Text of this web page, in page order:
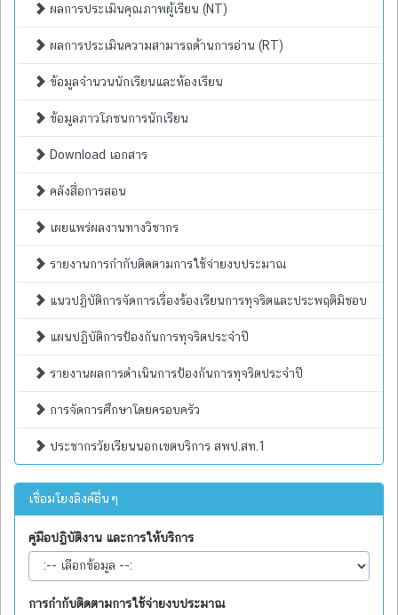
ผลการประเมินคุณภาพผู้เรียน (NT)
ผลการประเมินความสามารถด้านการอ่าน (RT)
ข้อมูลจำนวนนักเรียนและห้องเรียน
ข้อมูลภาวโภชนการนักเรียน
Download เอกสาร
คลังสื่อการสอน
เผยแพร่ผลงานทางวิชากร
รายงานการกำกับติดตามการใช้จ่ายงบประมาณ
แนวปฏิบัติการจัดการเรื่องร้องเรียนการทุจริตและประพฤติมิชอบ
แผนปฏิบัติการป้องกันการทุจริตประจำปี
รายงานผลการดำเนินการป้องกันการทุจริตประจำปี
การจัดการศึกษาโดยครอบครัว
ประชากรวัยเรียนนอกเขตบริการ สพป.สท.1
เชื่อมโยงลิงค์อื่นๆ
คู่มือปฏิบัติงาน และการให้บริการ
การกำกับติดตามการใช้จ่ายงบประมาณ